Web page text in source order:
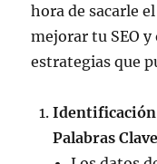
hora de sacarle
mejorar tu SEO
estrategias que
Identificación
Palabras Clave